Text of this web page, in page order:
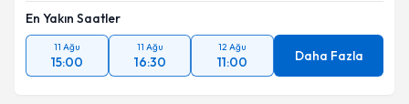
En Yakın Saatler
11 Ağu
15:00
11 Ağu
16:30
12 Ağu
11:00 Daha Fazla